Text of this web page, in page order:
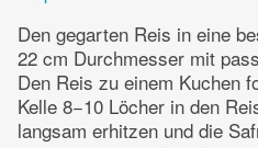
Den gegarten Reis in eine
22 cm Durchmesser mit
Den Reis zu einem Kuchen
Kelle 8−10 Löcher in den
langsam erhitzen und die